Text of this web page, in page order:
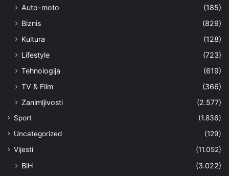
Auto-moto
(185)
Biznis
(829)
Kultura
(128)
Lifestyle
(723)
Tehnologija
(619)
TV & Film
(366)
Zanimljivosti
(2.577)
Sport
(1.836)
Uncategorized
(129)
Vijesti
(11.052)
BiH
(3.022)